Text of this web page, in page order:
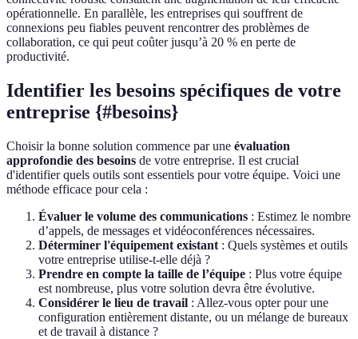
opérationnelle. En parallèle, les entreprises qui souffrent de
connexions peu fiables peuvent rencontrer des problèmes de
collaboration, ce qui peut coûter jusqu’à 20 % en perte de
productivité.
Identifier les besoins spécifiques de votre
entreprise {#besoins}
Choisir la bonne solution commence par une évaluation
approfondie des besoins de votre entreprise. Il est crucial
d'identifier quels outils sont essentiels pour votre équipe. Voici une
méthode efficace pour cela :
Évaluer le volume des communications : Estimez le nombre
d’appels, de messages et vidéoconférences nécessaires.
Déterminer l'équipement existant : Quels systèmes et outils
votre entreprise utilise-t-elle déjà ?
Prendre en compte la taille de l’équipe : Plus votre équipe
est nombreuse, plus votre solution devra être évolutive.
Considérer le lieu de travail : Allez-vous opter pour une
configuration entièrement distante, ou un mélange de bureaux
et de travail à distance ?